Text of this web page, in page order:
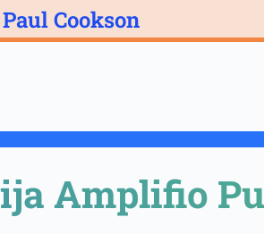
Cookson
Amplifio